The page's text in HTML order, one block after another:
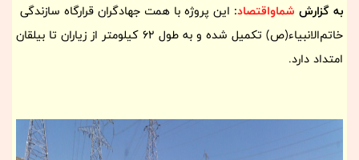
به گزارش شماواقتصاد: این پروژه با همت جهادگران قرارگاه سازندگی
خاتم‌الانبیاء(ص) تکمیل شده و به طول 62 کیلومتر از زیاران تا بیلقان
امتداد دارد.